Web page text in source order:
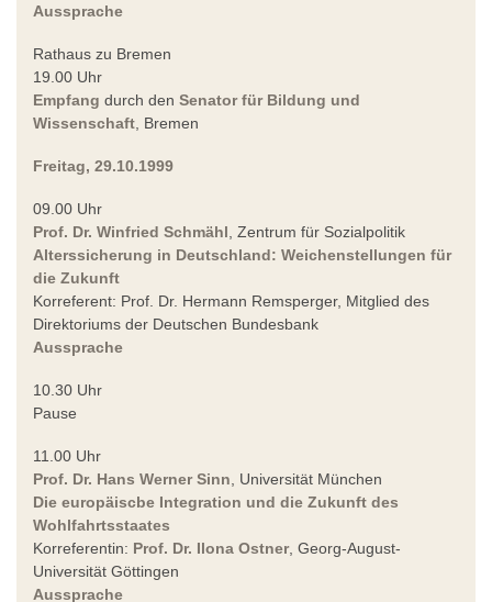
Aussprache
Rathaus zu Bremen
19.00 Uhr
Empfang durch den Senator für Bildung und
Wissenschaft , Bremen
Freitag, 29.10.1999
09.00 Uhr
Prof. Dr. Winfried Schmähl , Zentrum für Sozialpolitik
Alterssicherung in Deutschland: Weichenstellungen für
die Zukunft
Korreferent: Prof. Dr. Hermann Remsperger, Mitglied des
Direktoriums der Deutschen Bundesbank
Aussprache
10.30 Uhr
Pause
11.00 Uhr
Prof. Dr. Hans Werner Sinn , Universität München
Die europäiscbe Integration und die Zukunft des
Wohlfahrtsstaates
Korreferentin: Prof. Dr. Ilona Ostner, Georg-August-
Universität Göttingen
Aussprache